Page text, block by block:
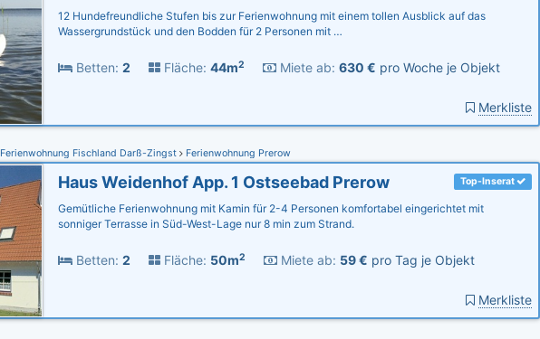
12 Hundefreundliche Stufen bis zur Ferienwohnung mit einem tollen Ausblick auf das
Wassergrundstück und den Bodden für 2 Personen mit …
Betten: 2 Fläche: 44m2 Miete ab: 630 € pro Woche je Objekt
Merkliste
Ferienwohnung Fischland Darß-Zingst Ferienwohnung Prerow
Top-Inserat
Haus Weidenhof App. 1 Ostseebad Prerow
Gemütliche Ferienwohnung mit Kamin für 2-4 Personen komfortabel eingerichtet mit
sonniger Terrasse in Süd-West-Lage nur 8 min zum Strand.
Betten: 2 Fläche: 50m2 Miete ab: 59 € pro Tag je Objekt
Merkliste